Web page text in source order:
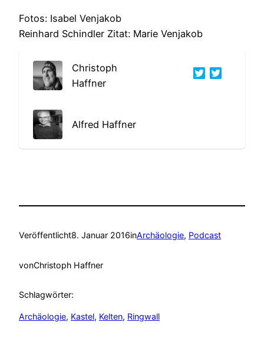
Fotos: Isabel Venjakob
Reinhard Schindler Zitat: Marie Venjakob
Christoph
Haffner
Alfred Haffner
Veröffentlicht8. Januar 2016inArchäologie, Podcast
vonChristoph Haffner
Schlagwörter:
Archäologie, Kastel, Kelten, Ringwall